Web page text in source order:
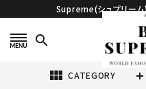
Supreme(シュプリー
search
view_module CATEGORY